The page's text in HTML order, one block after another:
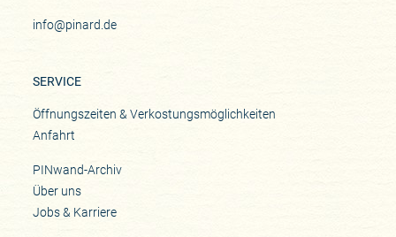
info@pinard.de
SERVICE
Öffnungszeiten & Verkostungsmöglichkeiten
Anfahrt
PINwand-Archiv
Über uns
Jobs & Karriere